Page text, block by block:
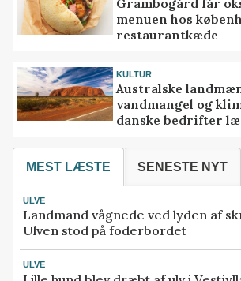
menuen hos
restaurantkæde
KULTUR
Australske
vandmangel og
danske bedrifter
MEST LÆSTE SENESTE NYT
ULVE
Landmand vågnede ved lyden af
Ulven stod på foderbordet
ULVE